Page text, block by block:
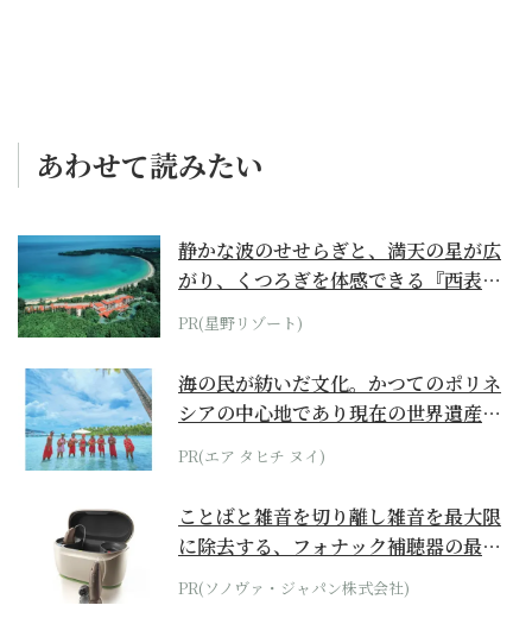
あわせて読みたい
静かな波のせせらぎと、満天の星が広
がり、くつろぎを体感できる『西表島
ホテル by...
PR(星野リゾート)
海の民が紡いだ文化。かつてのポリネ
シアの中心地であり現在の世界遺産か
らみえてくる...
PR(エア タヒチ ヌイ)
ことばと雑音を切り離し雑音を最大限
に除去する、フォナック補聴器の最上
位モデル
PR(ソノヴァ・ジャパン株式会社)